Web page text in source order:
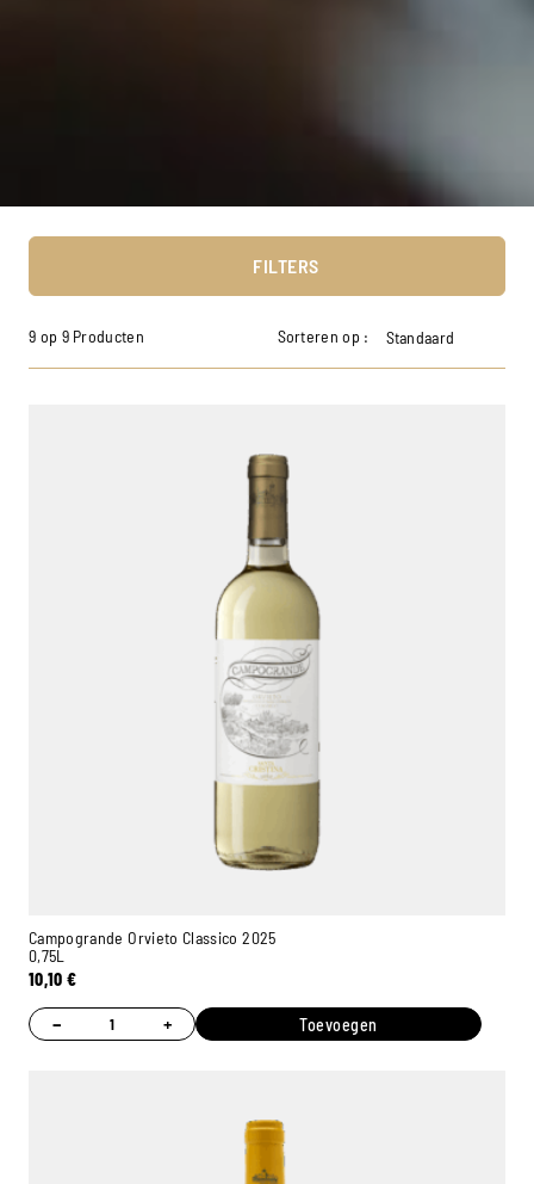
FILTERS
9 op 9 Producten Sorteren op : Standaard
Campogrande Orvieto Classico 2025
0,75L
10,10€
− + Toevoegen